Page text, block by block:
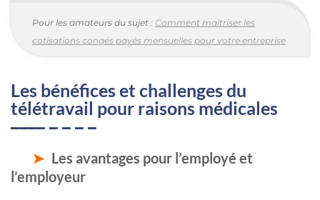
Pour les amateurs du sujet : Comment maîtriser les
cotisations congés payés mensuelles pour votre entreprise
Les bénéfices et challenges du
télétravail pour raisons médicales
Les avantages pour l’employé et
l’employeur